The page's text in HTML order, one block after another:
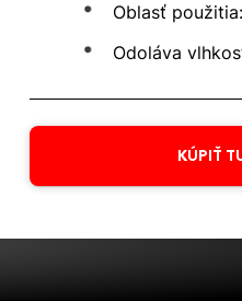
Oblasť
Odoláva
KÚPIŤ